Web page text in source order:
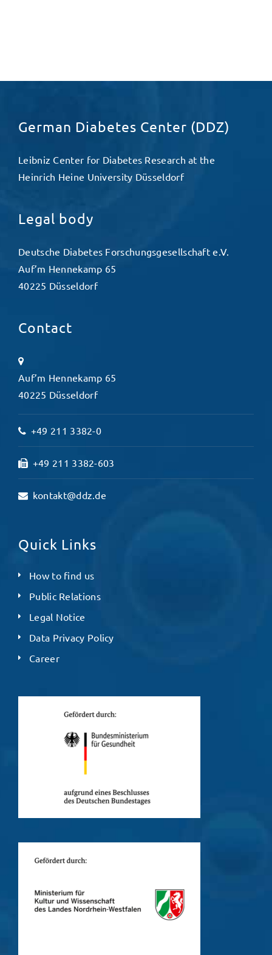
German Diabetes Center (DDZ)
Leibniz Center for Diabetes Research at the
Heinrich Heine University Düsseldorf
Legal body
Deutsche Diabetes Forschungsgesellschaft e.V.
Auf’m Hennekamp 65
40225 Düsseldorf
Contact
Auf’m Hennekamp 65
40225 Düsseldorf
+49 211 3382-0
+49 211 3382-603
kontakt@ddz.de
Quick Links
How to find us
Public Relations
Legal Notice
Data Privacy Policy
Career